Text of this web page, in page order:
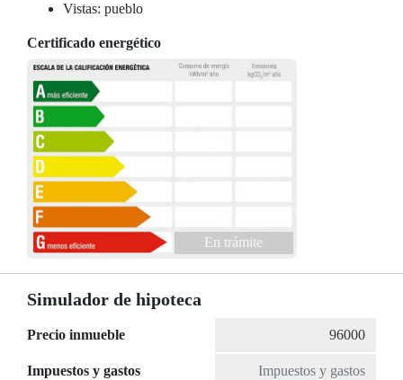
Vistas: pueblo
Certificado energético
En trámite
Simulador de hipoteca
Precio inmueble
Impuestos y gastos